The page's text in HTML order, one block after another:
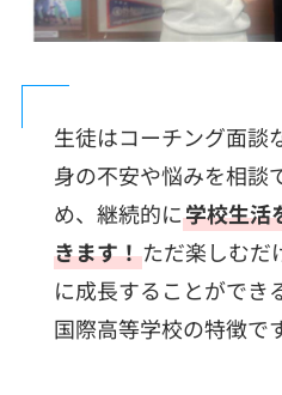
生徒はコーチング面談
身の不安や悩みを相談
め、継続的に学校生活
きます！ただ楽しむだ
に成長することができ
国際高等学校の特徴で